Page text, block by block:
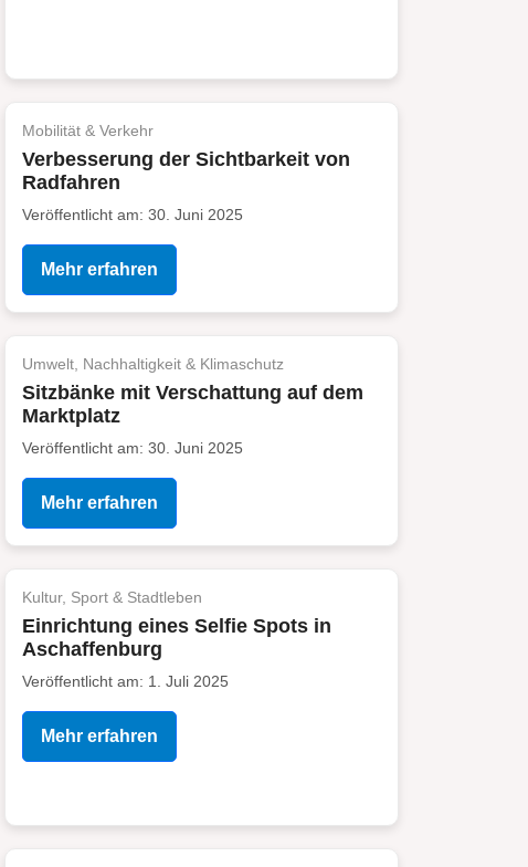
Mobilität & Verkehr
Verbesserung der Sichtbarkeit von
Radfahren
Veröffentlicht am: 30. Juni 2025
Mehr erfahren
Umwelt, Nachhaltigkeit & Klimaschutz
Sitzbänke mit Verschattung auf dem
Marktplatz
Veröffentlicht am: 30. Juni 2025
Mehr erfahren
Kultur, Sport & Stadtleben
Einrichtung eines Selfie Spots in
Aschaffenburg
Veröffentlicht am: 1. Juli 2025
Mehr erfahren